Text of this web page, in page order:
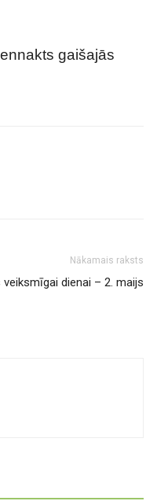
gaišajās
Nākamais raksts
dienai – 2. maijs